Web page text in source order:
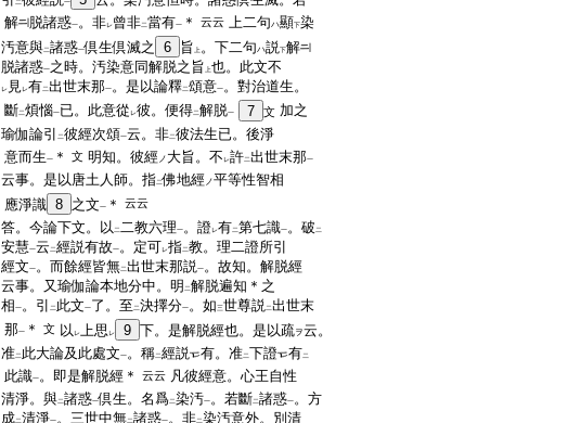
二 一
解
脱諸惑一。非レ曾非二當有一 ＊ 云云 上二句ハ顯下染
汚意與二諸惑一倶生倶滅之 6 旨 上 。下二句ハ説下解
脱諸惑一之時。汚染意同解脱之旨 上也。此文不
レ 見レ有二出世末那一。是以論釋二頌意一。對治道生。
斷二煩惱一已。此意從 レ彼。便得二解脱一 7 文 加之
瑜伽論引
二彼經次頌一云。非二彼法生已。後淨
意而生一 ＊ 文 明知。彼經ノ 大旨。不 レ許二出世末那一
云事。是以唐土人師。指二佛地經ノ平等性智相
應淨識 8 之文一 ＊ 云云
答。今論下文。以 二二教六理一。證レ有二第七識一。破 二
安慧一云 二經説有故一。定可レ指二教。理二證所引
經文一。而餘經皆無二出世末那説一。故知。解脱經
云事。又瑜伽論本地分中。明 二解脱遍知＊之
相一。引 二 此文一了。至 二決擇分一。如三世尊説二出世末
那一 ＊ 文 以 レ上思 レ 9 下。是解脱經也。是以疏ヲ云。
准二 此大論及此處文一。稱二經説 有。准二下證 有二
此識一。即是解脱經＊ 云云 凡彼經意。心王自性
清淨。與二諸惑一倶生。名爲二染汚一。若斷二諸惑一。方
成二清淨一。三世中無二諸惑一。非二染汚意外。別清